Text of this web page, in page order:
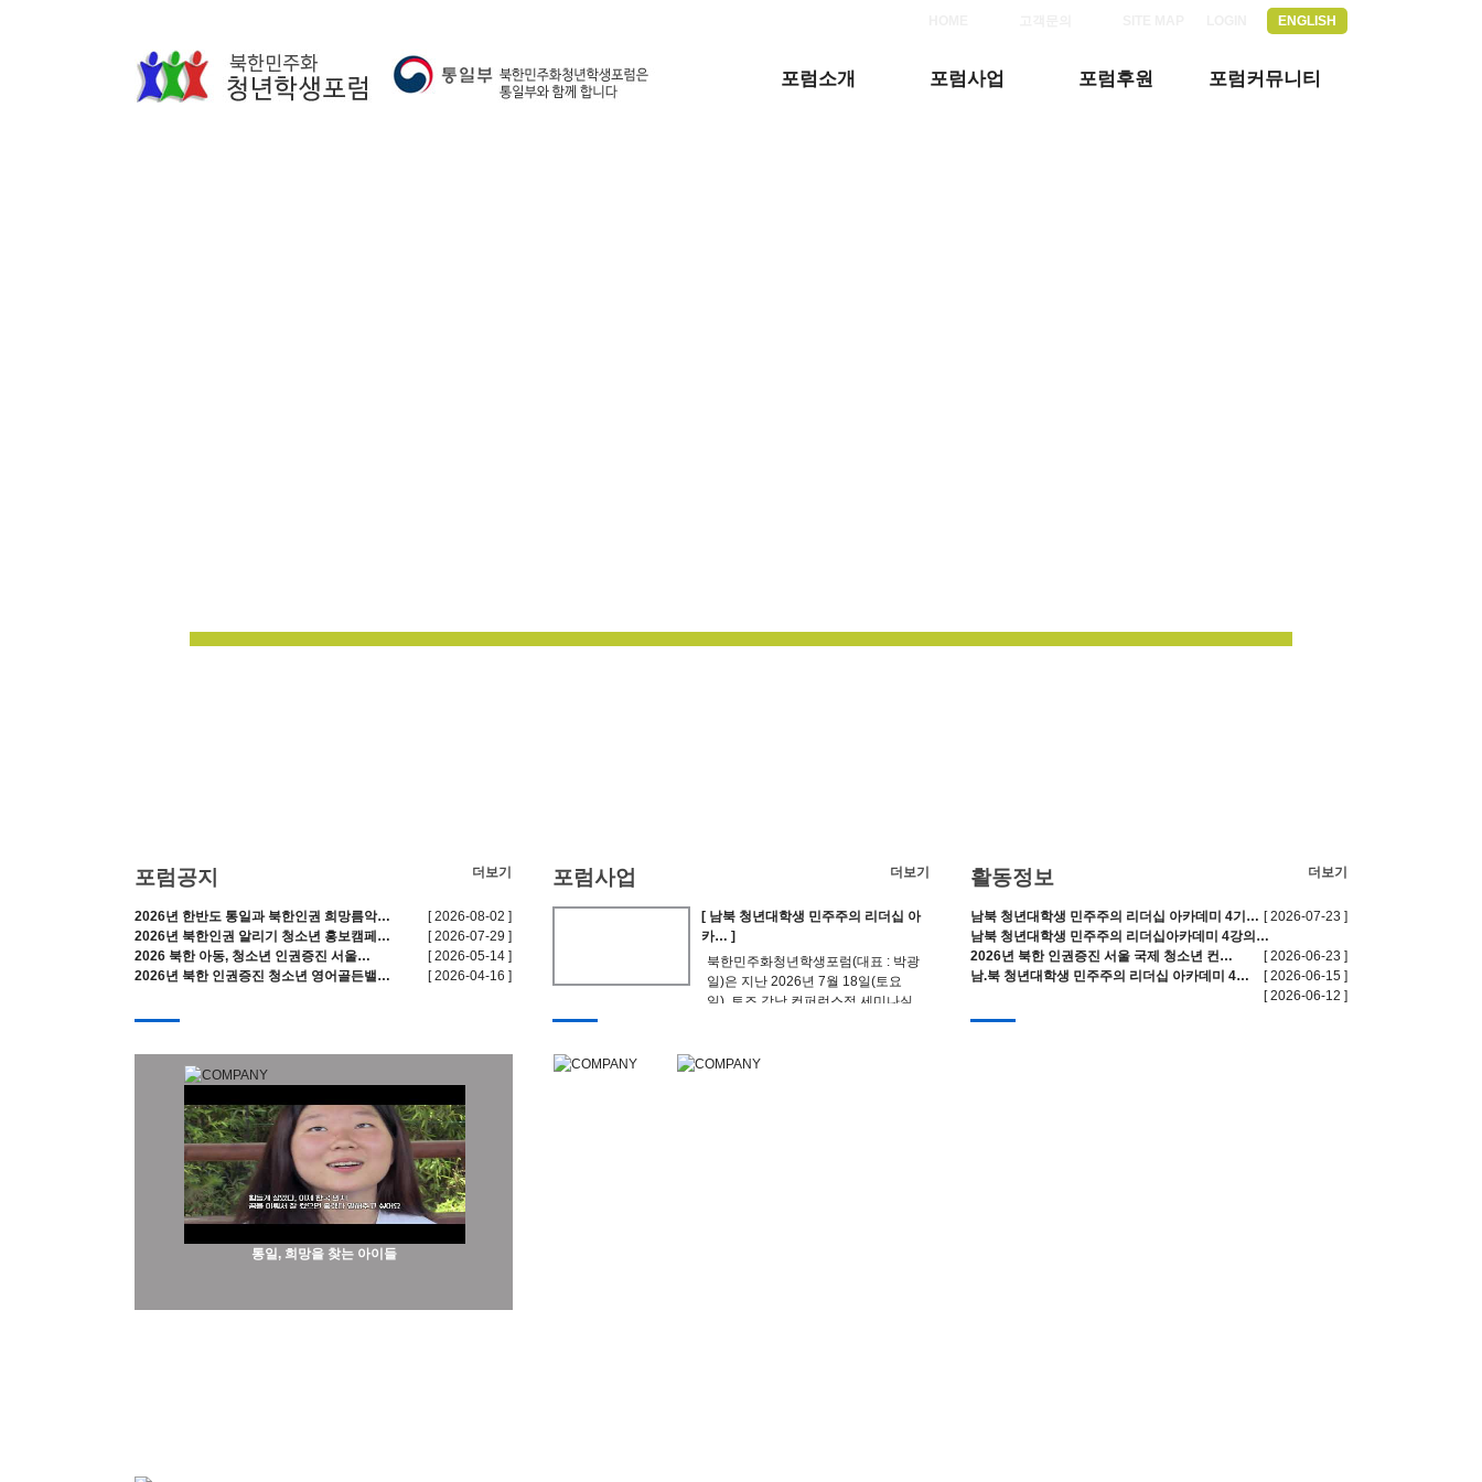
ENGLISH
포럼소개 포럼사업 포럼후원 포럼커뮤니티
포럼공지 더보기
2026년 한반도 통일과 북한인권 희망름악…
[ 2026-08-02 ]
2026년 북한인권 알리기 청소년 홍보캠페…
[ 2026-07-29 ]
2026 북한 아동, 청소년 인권증진 서울…
[ 2026-05-14 ]
2026년 북한 인권증진 청소년 영어골든밸…
[ 2026-04-16 ]
포럼사업 더보기
[ 남북 청년대학생 민주주의 리더십 아
카… ]
북한민주화청년학생포럼(대표 : 박광
일)은 지난 2026년 7월 18일(토요
일), 토즈 강남 컨퍼런스점 세미나실
활동정보 더보기
남북 청년대학생 민주주의 리더십 아카데미 4기… [ 2026-07-23 ]
남북 청년대학생 민주주의 리더십아카데미 4강의…
[ 2026-06-23 ]
2026년 북한 인권증진 서울 국제 청소년 컨…
[ 2026-06-15 ]
남.북 청년대학생 민주주의 리더십 아카데미 4…
[ 2026-06-12 ]
통일, 희망을 찾는 아이들